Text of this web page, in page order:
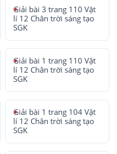
Giải bài 3 trang 110 Vật
lí 12 Chân trời sáng tạo
SGK
Giải bài 1 trang 110 Vật
lí 12 Chân trời sáng tạo
SGK
Giải bài 1 trang 104 Vật
lí 12 Chân trời sáng tạo
SGK